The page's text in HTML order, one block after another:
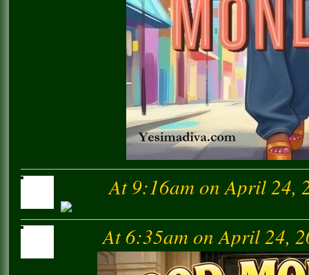
At 9:16am on April 24,
At 6:35am on April 24,